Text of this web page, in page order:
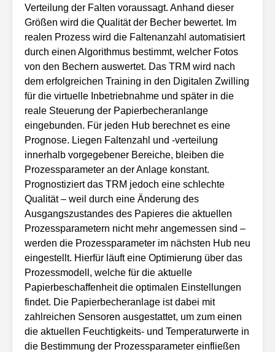
Verteilung der Falten voraussagt. Anhand dieser
Größen wird die Qualität der Becher bewertet. Im
realen Prozess wird die Faltenanzahl automatisiert
durch einen Algorithmus bestimmt, welcher Fotos
von den Bechern auswertet. Das TRM wird nach
dem erfolgreichen Training in den Digitalen Zwilling
für die virtuelle Inbetriebnahme und später in die
reale Steuerung der Papierbecheranlange
eingebunden. Für jeden Hub berechnet es eine
Prognose. Liegen Faltenzahl und -verteilung
innerhalb vorgegebener Bereiche, bleiben die
Prozessparameter an der Anlage konstant.
Prognostiziert das TRM jedoch eine schlechte
Qualität – weil durch eine Änderung des
Ausgangszustandes des Papieres die aktuellen
Prozessparametern nicht mehr angemessen sind –
werden die Prozessparameter im nächsten Hub neu
eingestellt. Hierfür läuft eine Optimierung über das
Prozessmodell, welche für die aktuelle
Papierbeschaffenheit die optimalen Einstellungen
findet. Die Papierbecheranlage ist dabei mit
zahlreichen Sensoren ausgestattet, um zum einen
die aktuellen Feuchtigkeits- und Temperaturwerte in
die Bestimmung der Prozessparameter einfließen